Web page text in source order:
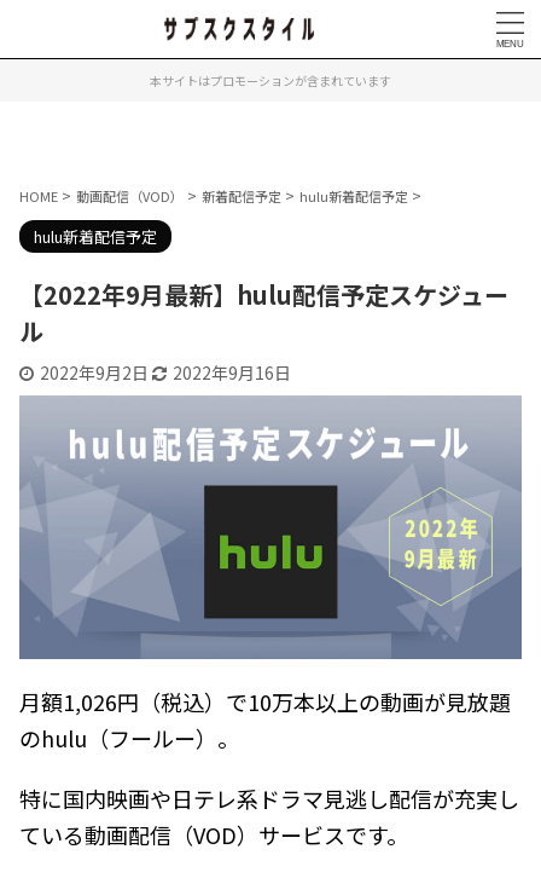
本サイトはプロモーションが含まれています
HOME > 動画配信（VOD） > 新着配信予定 > hulu新着配信予定 >
hulu新着配信予定
【2022年9月最新】hulu配信予定スケジュー
ル
2022年9月2日 2022年9月16日
月額1,026円（税込）で10万本以上の動画が見放題
のhulu（フールー）。
特に国内映画や日テレ系ドラマ見逃し配信が充実し
ている動画配信（VOD）サービスです。